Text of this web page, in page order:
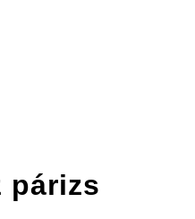
párizs